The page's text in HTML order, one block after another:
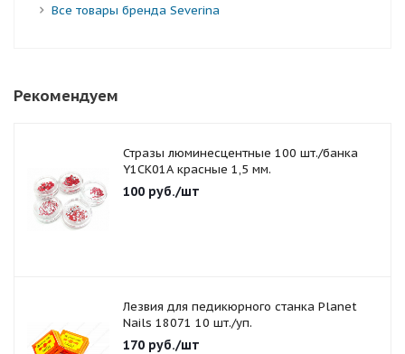
Все товары бренда Severina
Рекомендуем
Стразы люминесцентные 100 шт./банка
Y1CK01A красные 1,5 мм.
100 руб./шт
Лезвия для педикюрного станка Planet
Nails 18071 10 шт./уп.
170 руб./шт